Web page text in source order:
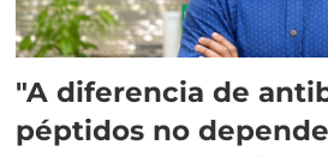
"A diferencia de
péptidos no